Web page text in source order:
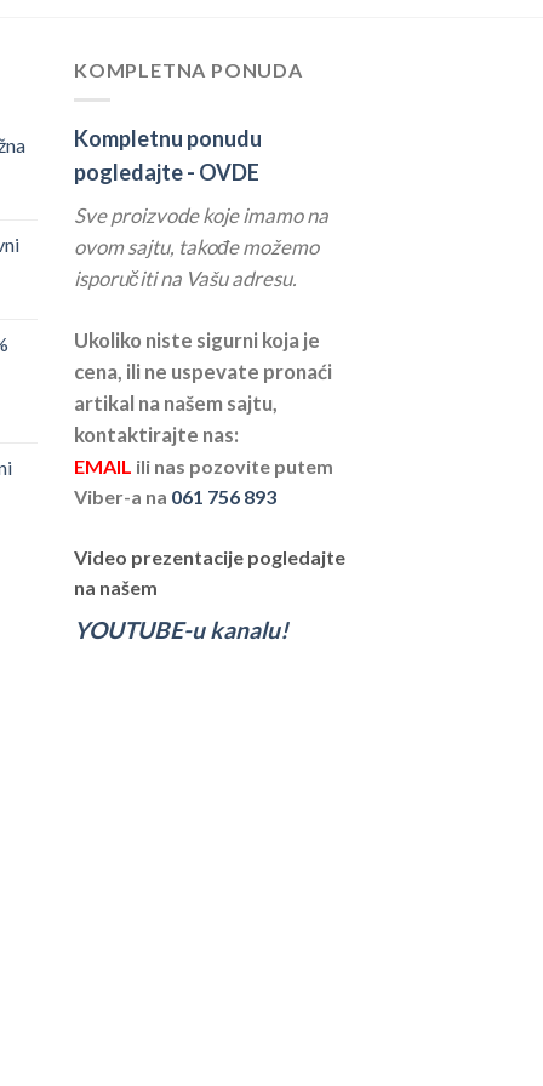
KOMPLETNA PONUDA
Kompletnu ponudu
pogledajte - OVDE
Sve proizvode koje imamo na
ovom sajtu, takođe možemo
isporučiti na Vašu adresu.
Ukoliko niste sigurni koja je
cena, ili ne uspevate pronaći
artikal na našem sajtu,
kontaktirajte nas:
EMAIL ili nas pozovite putem
Viber-a na 061 756 893
Video prezentacije pogledajte
na našem
YOUTUBE-u kanalu!